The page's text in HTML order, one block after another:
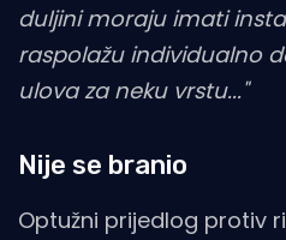
duljini moraju imati
raspolažu individualno
ulova za neku vrstu..."
Nije se branio
Optužni prijedlog protiv